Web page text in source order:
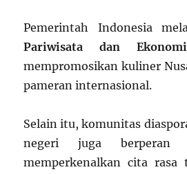
Pemerintah Indonesia
Pariwisata dan
mempromosikan kuliner
pameran internasional.
Selain itu, komunitas
negeri juga berperan
memperkenalkan cita